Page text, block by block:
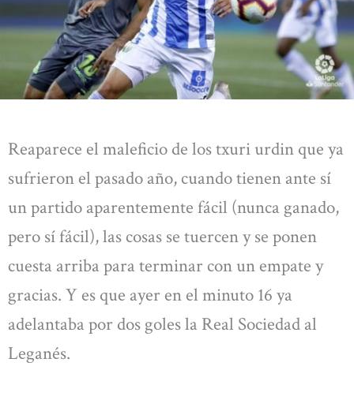
Reaparece el maleficio de los txuri urdin que ya
sufrieron el pasado año, cuando tienen ante sí
un partido aparentemente fácil (nunca ganado,
pero sí fácil), las cosas se tuercen y se ponen
cuesta arriba para terminar con un empate y
gracias. Y es que ayer en el minuto 16 ya
adelantaba por dos goles la Real Sociedad al
Leganés.